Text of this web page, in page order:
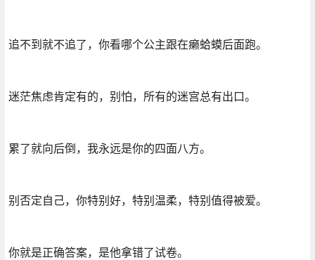
追不到就不追了，你看哪个公主跟在癞蛤蟆后面跑。
迷茫焦虑肯定有的，别怕，所有的迷宫总有出口。
累了就向后倒，我永远是你的四面八方。
别否定自己，你特别好，特别温柔，特别值得被爱。
你就是正确答案，是他拿错了试卷。